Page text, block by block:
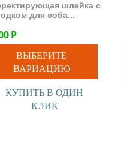
шлейка с
для соба...
Р
ВЫБЕРИТЕ
ВАРИАЦИЮ
КУПИТЬ В ОДИН
КЛИК